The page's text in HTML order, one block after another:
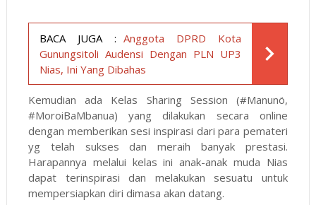
BACA JUGA : Anggota DPRD Kota
Gunungsitoli Audensi Dengan PLN UP3
Nias, Ini Yang Dibahas
Kemudian ada Kelas Sharing Session (#Manunö,
#MoroiBaMbanua) yang dilakukan secara online
dengan memberikan sesi inspirasi dari para pemateri
yg telah sukses dan meraih banyak prestasi.
Harapannya melalui kelas ini anak-anak muda Nias
dapat terinspirasi dan melakukan sesuatu untuk
mempersiapkan diri dimasa akan datang.